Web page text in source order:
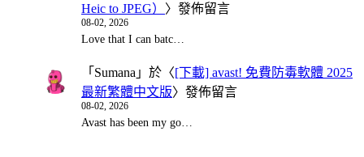
Heic to JPEG） 〉發佈留言
08-02, 2026
Love that I can batc…
「 Sumana 」於〈[下載] avast! 免費防毒軟體 2025
最新繁體中文版〉發佈留言
08-02, 2026
Avast has been my go…